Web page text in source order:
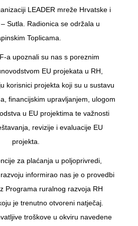
LEADER mreže Hrvatske i
Sutla. Radionica se održala u
Toplicama.
a upoznali su nas s poreznim
EU projekata u RH,
korisnici projekta koji su u sustavu
financijskim upravljanjem, ulogom
u EU projektima te važnosti
revizije i evaluacije EU
projekta.
za plaćanja u poljoprivredi,
informirao nas je o provedbi
Programa ruralnog razvoja RH
je trenutno otvoreni natječaj.
troškove u okviru navedene